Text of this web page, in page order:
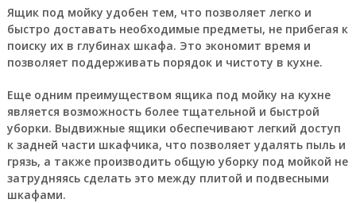
Ящик под мойку удобен тем, что позволяет легко и
быстро доставать необходимые предметы, не прибегая к
поиску их в глубинах шкафа. Это экономит время и
позволяет поддерживать порядок и чистоту в кухне.
Еще одним преимуществом ящика под мойку на кухне
является возможность более тщательной и быстрой
уборки. Выдвижные ящики обеспечивают легкий доступ
к задней части шкафчика, что позволяет удалять пыль и
грязь, а также производить общую уборку под мойкой не
затрудняясь сделать это между плитой и подвесными
шкафами.